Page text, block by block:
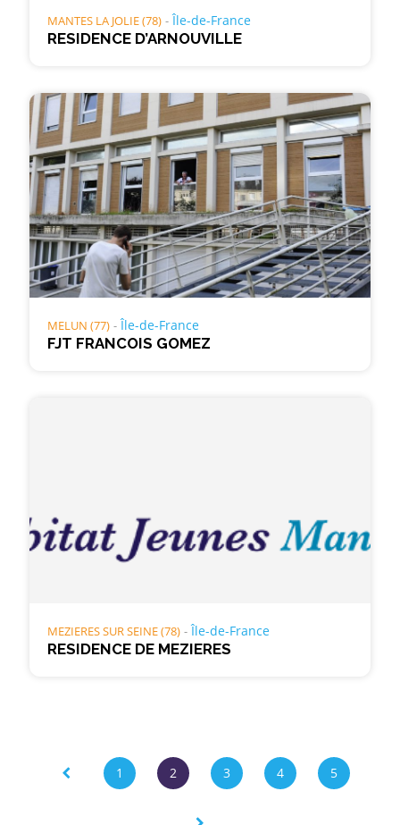
MANTES LA JOLIE (78) Île-de-France
RESIDENCE D’ARNOUVILLE
MELUN (77) Île-de-France
FJT FRANCOIS GOMEZ
MEZIERES SUR SEINE (78) Île-de-France
RESIDENCE DE MEZIERES
Page
1 2 3 4 5